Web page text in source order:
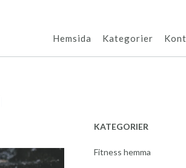
Hemsida Kategorier
KATEGORIER
Fitness hemma